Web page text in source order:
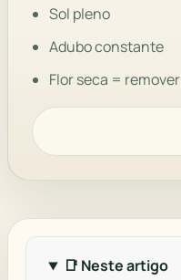
Sol pleno
Adubo constante
Flor seca = remover
📑 Neste artigo